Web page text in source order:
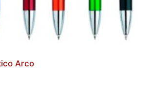
Arco